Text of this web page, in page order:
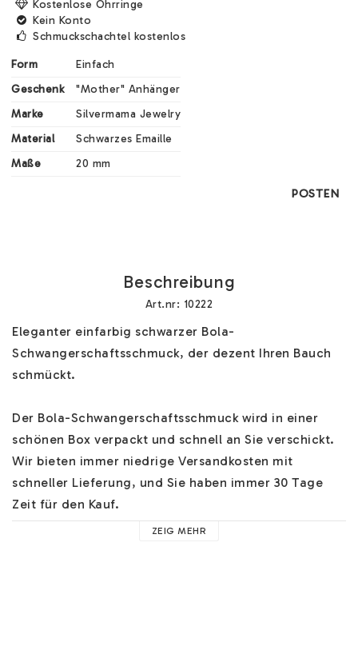
Kostenlose Ohrringe
Kein Konto
Schmuckschachtel kostenlos
Form
Einfach
Geschenk
"Mother" Anhänger
Marke
Silvermama Jewelry
Material
Schwarzes Emaille
Maße
20 mm
POSTEN
Beschreibung
Art.nr: 10222
Eleganter einfarbig schwarzer Bola-
Schwangerschaftsschmuck, der dezent Ihren Bauch
schmückt.
Der Bola-Schwangerschaftsschmuck wird in einer
schönen Box verpackt und schnell an Sie verschickt.
Wir bieten immer niedrige Versandkosten mit
schneller Lieferung, und Sie haben immer 30 Tage
Zeit für den Kauf.
ZEIG MEHR